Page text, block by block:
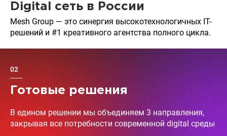
Digital сеть в России
Mesh Group — это синергия высокотехнологичных IT-
решений и #1 креативного агентства полного цикла.
02
Готовые решения
В едином решении мы объединяем 3 направления,
закрывая все потребности современной digital среды